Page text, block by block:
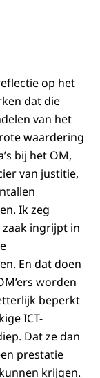
op het
dat die
van het
waardering
bij het OM,
van justitie,
Ik zeg
zaak ingrijpt in
En dat doen
worden
beperkt
ICT-
Dat ze dan
prestatie
krijgen.